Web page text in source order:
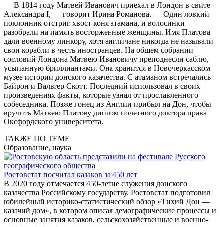
— В 1814 году Матвей Иванович приехал в Лондон в свите
Александра I, — говорит Ирина Романова. — Один ловкий
поклонник отстриг хвост коня атамана, и волосинки
разобрали на память восторженные женщины. Имя Платова
дали военному линкору, хотя англичане никогда не называли
свои корабли в честь иностранцев. На общем собрании
сословий Лондона Матвею Ивановичу преподнесли саблю,
усыпанную бриллиантами. Она хранится в Новочеркасском
музее истории донского казачества. С атаманом встречались
Байрон и Вальтер Скотт. Последний использовал в своих
произведениях факты, которые узнал от прославленного
собеседника. Позже гонец из Англии прибыл на Дон, чтобы
вручить Матвею Платову диплом почетного доктора права
Оксфордского университета.
ТАКЖЕ ПО ТЕМЕ
Образование, наука
Ростовстат посчитал казаков за 450 лет
В 2020 году отмечается 450-летие служения донского
казачества Российскому государству. Ростовстат подготовил
юбилейный историко-статистический обзор «Тихий Дон —
казачий дом», в котором описал демографические процессы и
основные занятия казаков, сельскохозяйственные и военно-